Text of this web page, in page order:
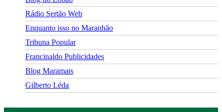
Rádio Sertão Web
Enquanto isso no Maranhão
Tribuna Popular
Francinaldo Publicidades
Blog Maramais
Gilberto Léda